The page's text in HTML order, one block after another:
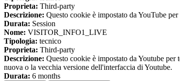
Proprieta: Third-party
Descrizione: Questo cookie è impostato da YouTube
Durata: Session
Nome: VISITOR_INFO1_LIVE
Tipologia: tecnico
Proprieta: Third-party
Descrizione: Questo cookie è impostato da Youtube
nuova o la vecchia versione dell'interfaccia di Youtube.
Durata: 6 months